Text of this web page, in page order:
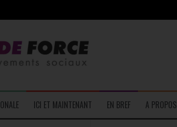
?
jamais menées contre les travailleurs »
ICI ET MAINTENANT EN BREF A PROPOS